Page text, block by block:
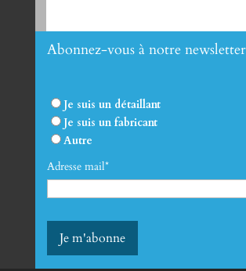
Abonnez-vous à notre
Je suis un détaillant
Je suis un fabricant
Autre
Adresse mail*